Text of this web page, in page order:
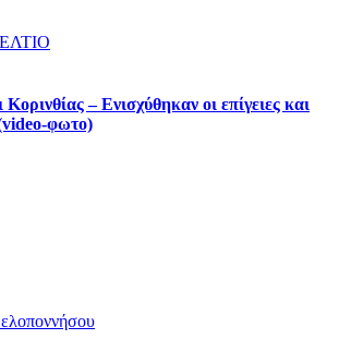
– Ενισχύθηκαν οι επίγειες και
(video-φωτο)